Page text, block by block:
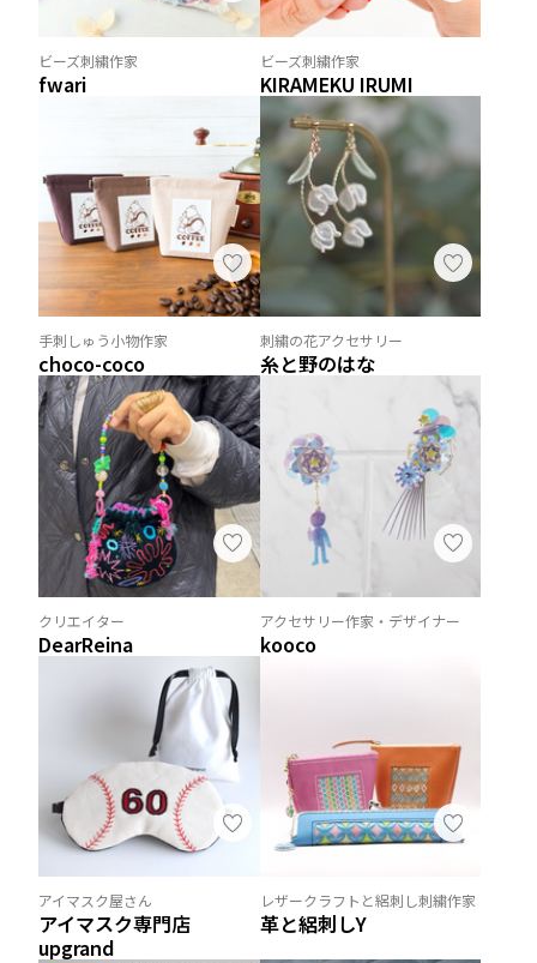
ビーズ刺繍作家
fwari
ビーズ刺繍作家
KIRAMEKU IRUMI
手刺しゅう小物作家
choco-coco
刺繍の花アクセサリー
糸と野のはな
クリエイター
DearReina
アクセサリー作家・デザイナー
kooco
アイマスク屋さん
アイマスク専門店
upgrand
レザークラフトと絽刺し刺繍作家
革と絽刺しY